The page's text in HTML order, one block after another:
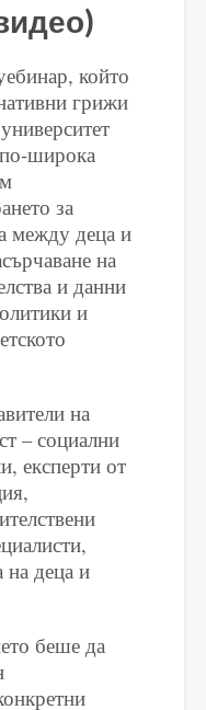
който
грижи
широка
за
между деца и
на
и данни
и
на
– социални
експерти от
на деца и
беше да